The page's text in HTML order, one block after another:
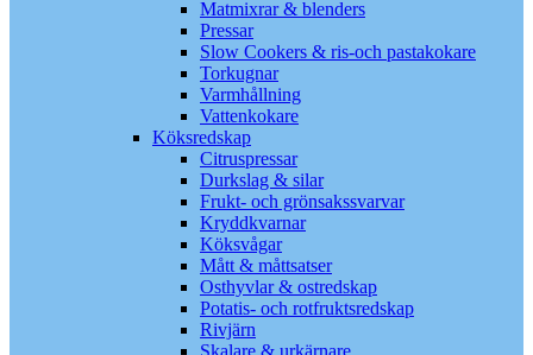
Matmixrar & blenders
Pressar
Slow Cookers & ris-och pastakokare
Torkugnar
Varmhållning
Vattenkokare
Köksredskap
Citruspressar
Durkslag & silar
Frukt- och grönsakssvarvar
Kryddkvarnar
Köksvågar
Mått & måttsatser
Osthyvlar & ostredskap
Potatis- och rotfruktsredskap
Rivjärn
Skalare & urkärnare